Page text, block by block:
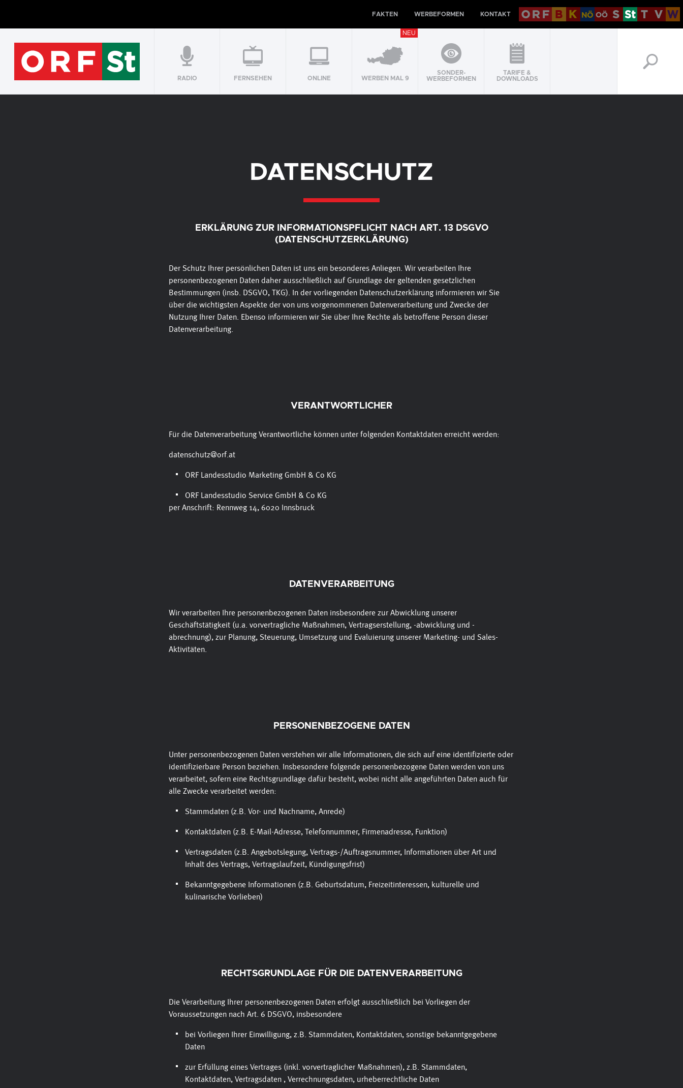
FAKTEN WERBEFORMEN KONTAKT
RADIO FERNSEHEN ONLINE
NEU
WERBEN MAL 9
SONDER-
WERBEFORMEN
TARIFE &
DOWNLOADS
DATENSCHUTZ
ERKLÄRUNG ZUR INFORMATIONSPFLICHT NACH ART. 13 DSGVO
(DATENSCHUTZERKLÄRUNG)
Der Schutz Ihrer persönlichen Daten ist uns ein besonderes Anliegen. Wir verarbeiten Ihre
personenbezogenen Daten daher ausschließlich auf Grundlage der geltenden gesetzlichen
Bestimmungen (insb. DSGVO, TKG). In der vorliegenden Datenschutzerklärung informieren wir Sie
über die wichtigsten Aspekte der von uns vorgenommenen Datenverarbeitung und Zwecke der
Nutzung Ihrer Daten. Ebenso informieren wir Sie über Ihre Rechte als betroffene Person dieser
Datenverarbeitung.
VERANTWORTLICHER
Für die Datenverarbeitung Verantwortliche können unter folgenden Kontaktdaten erreicht werden:
datenschutz@orf.at
ORF Landesstudio Marketing GmbH & Co KG
ORF Landesstudio Service GmbH & Co KG
per Anschrift: Rennweg 14, 6020 Innsbruck
DATENVERARBEITUNG
Wir verarbeiten Ihre personenbezogenen Daten insbesondere zur Abwicklung unserer
Geschäftstätigkeit (u.a. vorvertragliche Maßnahmen, Vertragserstellung, -abwicklung und -
abrechnung), zur Planung, Steuerung, Umsetzung und Evaluierung unserer Marketing- und Sales-
Aktivitäten.
PERSONENBEZOGENE DATEN
Unter personenbezogenen Daten verstehen wir alle Informationen, die sich auf eine identifizierte oder
identifizierbare Person beziehen. Insbesondere folgende personenbezogene Daten werden von uns
verarbeitet, sofern eine Rechtsgrundlage dafür besteht, wobei nicht alle angeführten Daten auch für
alle Zwecke verarbeitet werden:
Stammdaten (z.B. Vor- und Nachname, Anrede)
Kontaktdaten (z.B. E-Mail-Adresse, Telefonnummer, Firmenadresse, Funktion)
Vertragsdaten (z.B. Angebotslegung, Vertrags-/Auftragsnummer, Informationen über Art und
Inhalt des Vertrags, Vertragslaufzeit, Kündigungsfrist)
Bekanntgegebene Informationen (z.B. Geburtsdatum, Freizeitinteressen, kulturelle und
kulinarische Vorlieben)
RECHTSGRUNDLAGE FÜR DIE DATENVERARBEITUNG
Die Verarbeitung Ihrer personenbezogenen Daten erfolgt ausschließlich bei Vorliegen der
Voraussetzungen nach Art. 6 DSGVO, insbesondere
bei Vorliegen Ihrer Einwilligung, z.B. Stammdaten, Kontaktdaten, sonstige bekanntgegebene
Daten
zur Erfüllung eines Vertrages (inkl. vorvertraglicher Maßnahmen), z.B. Stammdaten,
Kontaktdaten, Vertragsdaten , Verrechnungsdaten, urheberrechtliche Daten